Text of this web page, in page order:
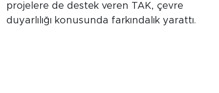
projelere de destek veren TAK, çevre
duyarlılığı konusunda farkındalık yarattı.